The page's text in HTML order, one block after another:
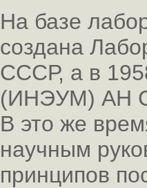
На базе
создана
СССР, а в
(ИНЭУМ) АН
В это же
научным
принципов